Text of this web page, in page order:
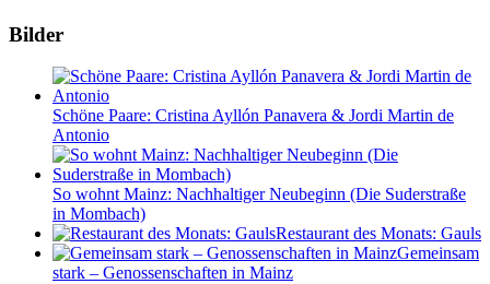
Bilder
Schöne Paare: Cristina Ayllón Panavera & Jordi Martin de
Antonio
So wohnt Mainz: Nachhaltiger Neubeginn (Die Suderstraße
in Mombach)
Restaurant des Monats: Gauls
Gemeinsam
stark – Genossenschaften in Mainz